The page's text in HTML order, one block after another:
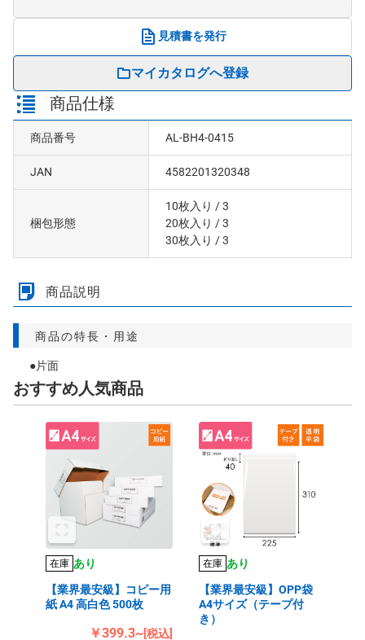
見積書を発行
マイカタログへ登録
商品仕様
商品番号 AL-BH4-0415
JAN 4582201320348
梱包形態
10枚入り / 3
20枚入り / 3
30枚入り / 3
商品説明
商品の特長・用途
●片面
おすすめ人気商品
在庫 あり
【業界最安級】コピー用
紙 A4 高白色 500枚
￥399.3~[税込]
在庫 あり
【業界最安級】OPP袋
A4サイズ（テープ付
き）